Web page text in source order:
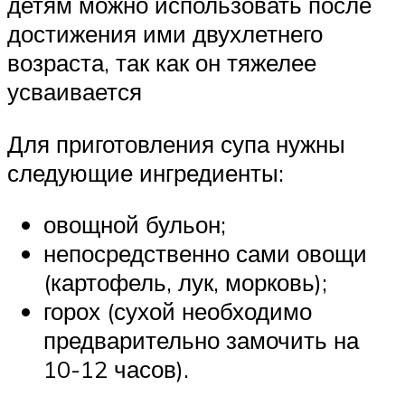
достижения ими двухлетнего
возраста, так как он тяжелее
усваивается
Для приготовления супа нужны
следующие ингредиенты:
овощной бульон;
непосредственно сами овощи
(картофель, лук, морковь);
горох (сухой необходимо
предварительно замочить на
10-12 часов).